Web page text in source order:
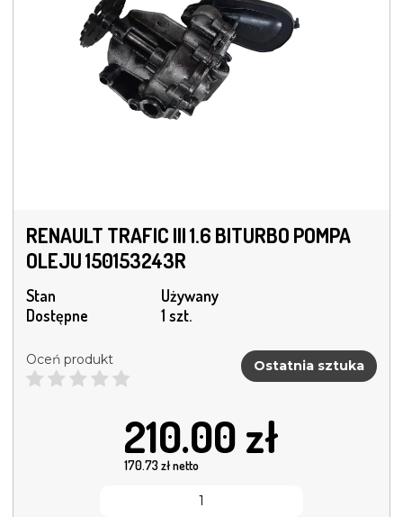
RENAULT TRAFIC III 1.6 BITURBO POMPA
OLEJU 150153243R
Stan
Używany
Dostępne
1 szt.
Oceń produkt Ostatnia sztuka
210.00 zł
170.73zł netto